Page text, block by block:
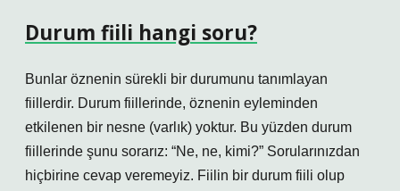
Durum fiili hangi soru?
Bunlar öznenin sürekli bir durumunu tanımlayan
fiillerdir. Durum fiillerinde, öznenin eyleminden
etkilenen bir nesne (varlık) yoktur. Bu yüzden durum
fiillerinde şunu sorarız: “Ne, ne, kimi?” Sorularınızdan
hiçbirine cevap veremeyiz. Fiilin bir durum fiili olup